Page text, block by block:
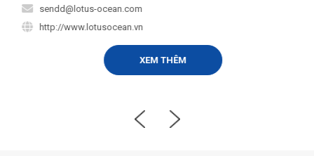
sendd@lotus-ocean.com
http://www.lotusocean.vn
XEM THÊM